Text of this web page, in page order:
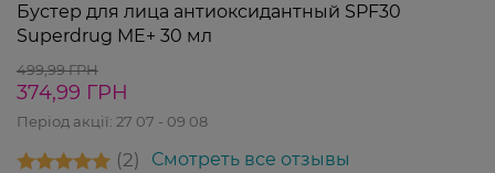
Бустер для лица антиоксидантный SPF30
Superdrug ME+ 30 мл
499,99 ГРН
374,99 ГРН
Період акції: 27 07 - 09 08
2 Смотреть все отзывы